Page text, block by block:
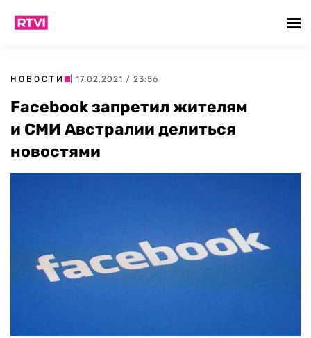
НОВОСТИ | 17.02.2021 / 23:56
Facebook запретил жителям
и СМИ Австралии делиться
новостями